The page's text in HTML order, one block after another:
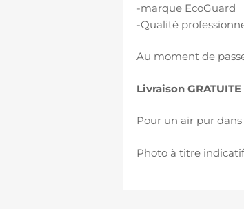
-marque EcoGuard
-Qualité
Au moment de
Livraison GRATUITE
Pour un air pur
Photo à titre indicatif